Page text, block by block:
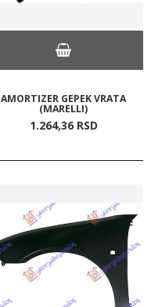
AMORTIZER GEPEK VRATA
(MARELLI)
1.264,36 RSD